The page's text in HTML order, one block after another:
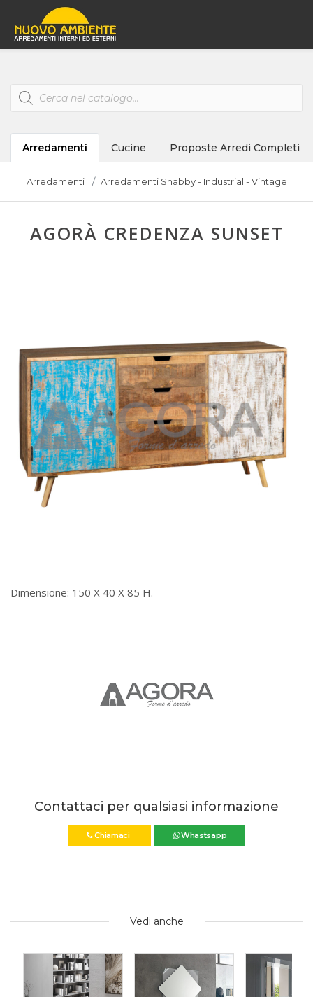
Products
search
Arredamenti Cucine Proposte Arredi Completi
Arredamenti Arredamenti Shabby - Industrial - Vintage
AGORÀ CREDENZA SUNSET
Dimensione: 150 X 40 X 85 H.
Contattaci per qualsiasi informazione
Chiamaci Whastsapp
Vedi anche